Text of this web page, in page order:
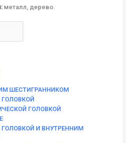
металл, дерево.
ШЕСТИГРАННИКОМ
ГОЛОВКОЙ
И ВНУТРЕННИМ